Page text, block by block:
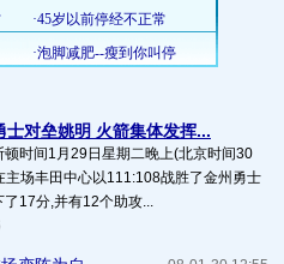
士对垒姚明 火箭集体发挥...
顿时间1月29日星期二晚上(北京时间30
主场丰田中心以111:108战胜了金州勇士
了17分,并有12个助攻...